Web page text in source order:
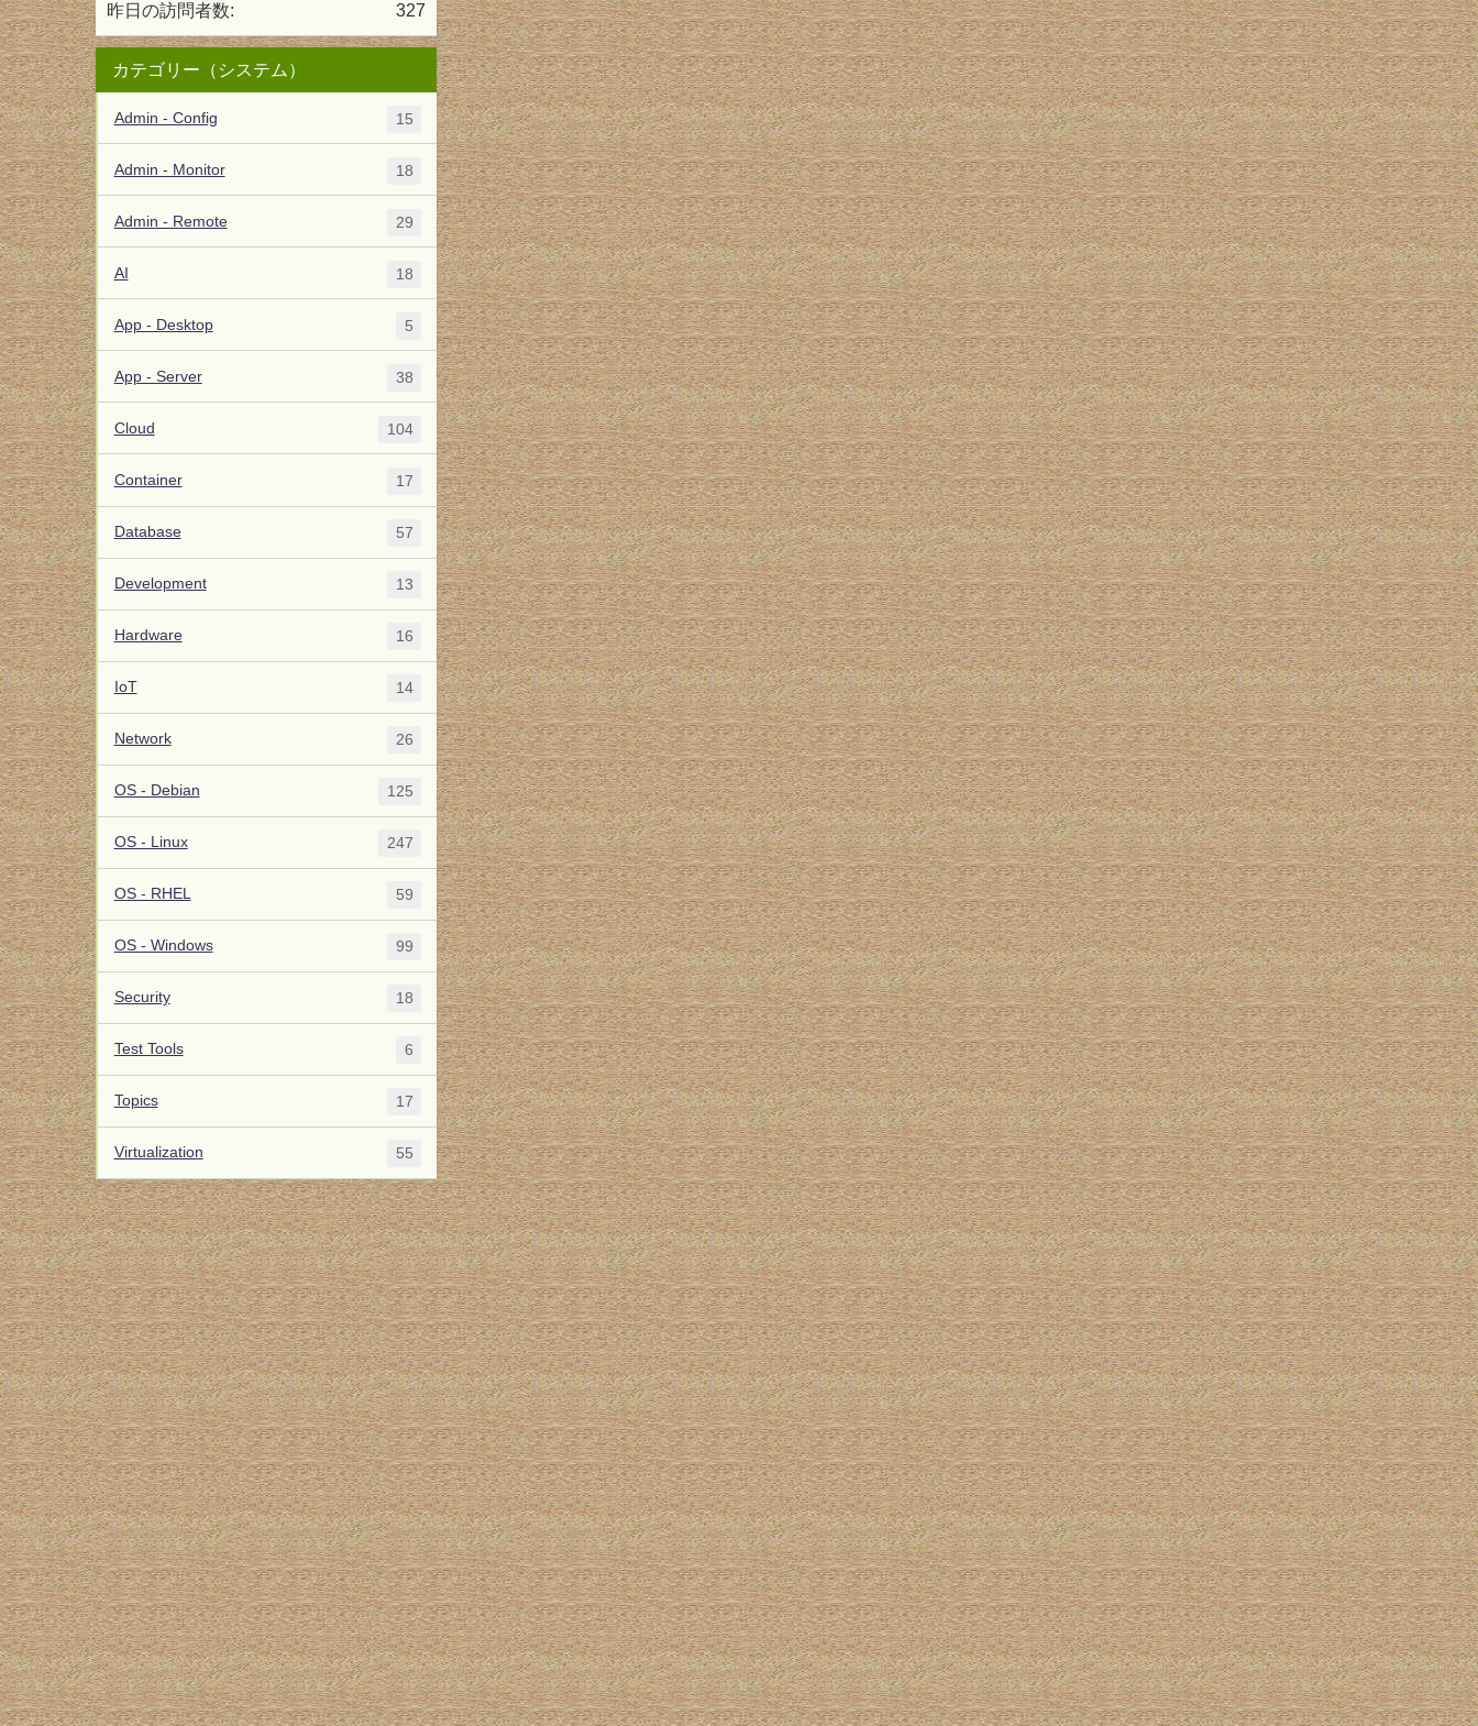
327
昨日の訪問者数:
カテゴリー（システム）
Admin - Config 15
Admin - Monitor 18
Admin - Remote 29
AI 18
App - Desktop 5
App - Server 38
Cloud 104
Container 17
Database 57
Development 13
Hardware 16
IoT 14
Network 26
OS - Debian 125
OS - Linux 247
OS - RHEL 59
OS - Windows 99
Security 18
Test Tools 6
Topics 17
Virtualization 55